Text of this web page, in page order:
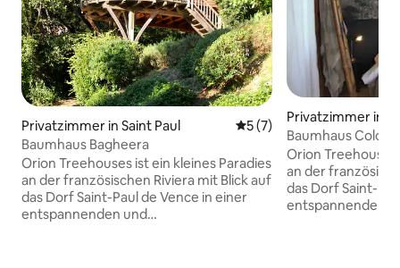
Privatzimmer in Saint Paul Durchschnittliche
5 (7)
Baumhaus Bagheera
Orion Treehouses ist ein kleines Paradies
an der französischen Riviera mit Blick auf
das Dorf Saint-Paul de Vence in einer
entspannenden und
Privatzimmer in
ce
Baumhaus
Orion
an der
das Dorf Saint-
entspannenden